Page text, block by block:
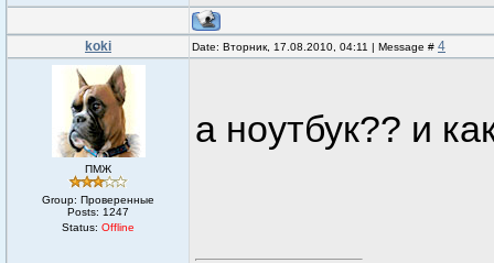
koki Date: Вторник, 17.08.2010, 04:11 | Message # 4
ПМЖ
Group: Проверенные
Posts: 1247
Status: Offline
а ноутбук?? и